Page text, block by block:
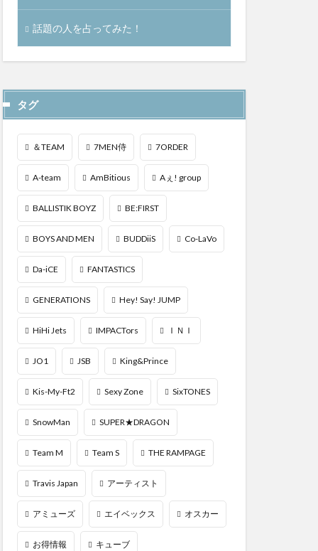
話題の人を占ってみた！
タグ
＆TEAM 7MEN侍 7ORDER
A-team AmBitious Aぇ! group
BALLISTIK BOYZ BE:FIRST
BOYS AND MEN BUDDiiS Co-LaVo
Da-iCE FANTASTICS
GENERATIONS Hey! Say! JUMP
HiHi Jets IMPACTors ＩＮＩ
JO1 JSB King&Prince
Kis-My-Ft2 Sexy Zone SixTONES
SnowMan SUPER★DRAGON
Team M Team S THE RAMPAGE
Travis Japan アーティスト
アミューズ エイベックス オスカー
お得情報 キューブ